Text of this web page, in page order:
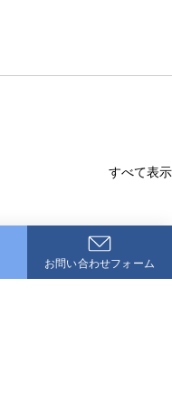
すべて表示
お問い合わせフォーム